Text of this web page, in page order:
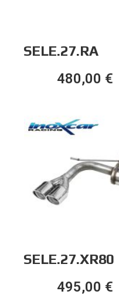
SELE.27.RA
480,00 €
SELE.27.XR80
495,00 €